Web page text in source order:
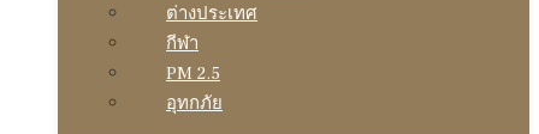
ต่างประเทศ
กีฬา
PM 2.5
อุทกภัย